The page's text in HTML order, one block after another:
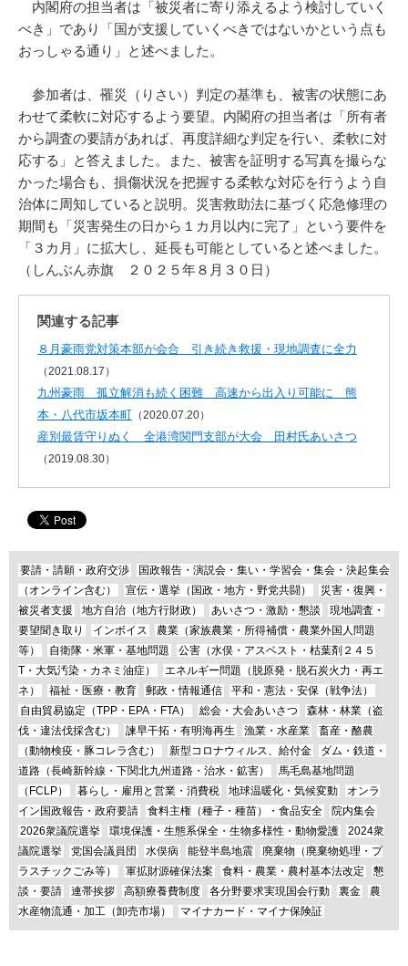
内閣府の担当者は「被災者に寄り添えるよう検討していく
べき」であり「国が支援していくべきではないかという点も
おっしゃる通り」と述べました。
参加者は、罹災（りさい）判定の基準も、被害の状態にあ
わせて柔軟に対応するよう要望。内閣府の担当者は「所有者
から調査の要請があれば、再度詳細な判定を行い、柔軟に対
応する」と答えました。また、被害を証明する写真を撮らな
かった場合も、損傷状況を把握する柔軟な対応を行うよう自
治体に周知していると説明。災害救助法に基づく応急修理の
期間も「災害発生の日から１カ月以内に完了」という要件を
「３カ月」に拡大し、延長も可能としていると述べました。
（しんぶん赤旗 ２０２５年８月３０日）
関連する記事
８月豪雨党対策本部が会合 引き続き救援・現地調査に全力
（2021.08.17）
九州豪雨 孤立解消も続く困難 高速から出入り可能に 熊
本・八代市坂本町 （2020.07.20）
産別最賃守りぬく 全港湾関門支部が大会 田村氏あいさつ
（2019.08.30）
要請・請願・政府交渉
国政報告・演説会・集い・学習会・集会・決起集会
（オンライン含む）
宣伝・選挙（国政・地方・野党共闘）
災害・復興・
被災者支援
地方自治（地方行財政） あいさつ・激励・懇談
現地調査・
要望聞き取り
インボイス
農業（家族農業・所得補償・農業外国人問題
等）
自衛隊・米軍・基地問題
公害（水俣・アスベスト・枯葉剤２４５
T・大気汚染・カネミ油症）
エネルギー問題（脱原発・脱石炭火力・再エ
ネ）
福祉・医療・教育 郵政・情報通信
平和・憲法・安保（戦争法）
自由貿易協定（TPP・EPA・FTA）
総会・大会あいさつ
森林・林業（盗
伐・違法伐採含む）
諫早干拓・有明海再生 漁業・水産業
畜産・酪農
（動物検疫・豚コレラ含む）
新型コロナウィルス、給付金
ダム・鉄道・
道路（長崎新幹線・下関北九州道路・治水・鉱害）
馬毛島基地問題
（FCLP）
暮らし・雇用と営業・消費税 地球温暖化・気候変動
オンラ
イン国政報告・政府要請
食料主権（種子・種苗）・食品安全
院内集会
2026衆議院選挙
環境保護・生態系保全・生物多様性・動物愛護
2024衆
議院選挙
党国会議員団 水俣病 能登半島地震
廃棄物（廃棄物処理・プ
ラスチックごみ等）
軍拡財源確保法案 食料・農業・農村基本法改定
懇
談・要請
連帯挨拶 高額療養費制度 各分野要求実現国会行動 裏金
農
水産物流通・加工（卸売市場）
マイナカード・マイナ保険証